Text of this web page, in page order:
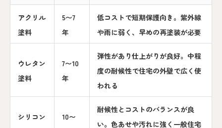
アクリル
塗料
5〜7
年
低コストで短期保護向き。紫外線
や雨に弱く、早めの再塗装が必要
ウレタン
塗料
7〜10
年
弾性があり仕上がりが良好。中程
度の耐候性で住宅の外壁で広く使
われる
シリコン
10〜
耐候性とコストのバランスが良
い。色あせや汚れに強く一般住宅